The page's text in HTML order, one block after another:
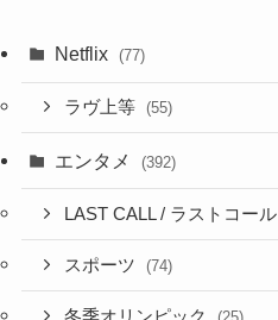
Netflix (77)
ラヴ上等 (55)
エンタメ (392)
LAST CALL / ラストコール
スポーツ (74)